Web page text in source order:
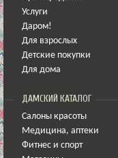
Услуги
Даром!
Для взрослых
Детские покупки
Для дома
ДАМСКИЙ КАТАЛОГ
Салоны красоты
Медицина, аптеки
Фитнес и спорт